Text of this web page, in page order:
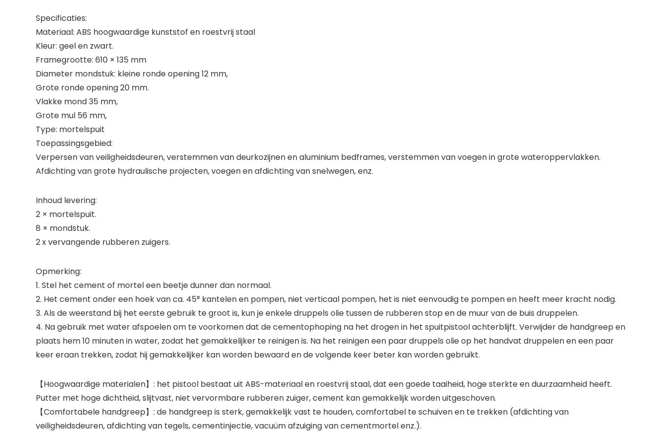
Specificaties:
Materiaal: ABS hoogwaardige kunststof en roestvrij staal
Kleur: geel en zwart.
Framegrootte: 610 × 135 mm
Diameter mondstuk: kleine ronde opening 12 mm,
Grote ronde opening 20 mm.
Vlakke mond 35 mm,
Grote mul 56 mm,
Type: mortelspuit
Toepassingsgebied:
Verpersen van veiligheidsdeuren, verstemmen van deurkozijnen en aluminium bedframes, verstemmen van voegen in grote wateroppervlakken.
Afdichting van grote hydraulische projecten, voegen en afdichting van snelwegen, enz.
Inhoud levering:
2 × mortelspuit.
8 × mondstuk.
2 x vervangende rubberen zuigers.
Opmerking:
1. Stel het cement of mortel een beetje dunner dan normaal.
2. Het cement onder een hoek van ca. 45° kantelen en pompen, niet verticaal pompen, het is niet eenvoudig te pompen en heeft meer kracht nodig.
3. Als de weerstand bij het eerste gebruik te groot is, kun je enkele druppels olie tussen de rubberen stop en de muur van de buis druppelen.
4. Na gebruik met water afspoelen om te voorkomen dat de cementophoping na het drogen in het spuitpistool achterblijft. Verwijder de handgreep en
plaats hem 10 minuten in water, zodat het gemakkelijker te reinigen is. Na het reinigen een paar druppels olie op het handvat druppelen en een paar
keer eraan trekken, zodat hij gemakkelijker kan worden bewaard en de volgende keer beter kan worden gebruikt.
【Hoogwaardige materialen】: het pistool bestaat uit ABS-materiaal en roestvrij staal, dat een goede taaiheid, hoge sterkte en duurzaamheid heeft.
Putter met hoge dichtheid, slijtvast, niet vervormbare rubberen zuiger, cement kan gemakkelijk worden uitgeschoven.
【Comfortabele handgreep】: de handgreep is sterk, gemakkelijk vast te houden, comfortabel te schuiven en te trekken (afdichting van
veiligheidsdeuren, afdichting van tegels, cementinjectie, vacuüm afzuiging van cementmortel enz.).